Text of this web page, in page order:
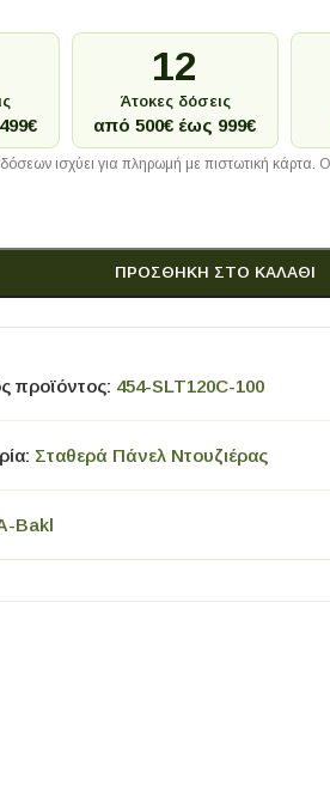
12
Άτοκες δόσεις
από 500€ έως 999€
ισχύει για πληρωμή με πιστωτική κάρτα.
ΠΡΟΣΘΉΚΗ ΣΤΟ ΚΑΛΆΘΙ
προϊόντος: 454-SLT120C-100
Σταθερά Πάνελ Ντουζιέρας
Bakl